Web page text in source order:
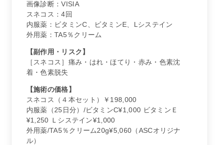
画像診断：VISIA
スネコス：4回
内服薬：ビタミンC、ビタミンE、Lシステイン
外用薬：TA5％クリーム
【副作用・リスク】
［スネコス］痛み・はれ・ほてり・赤み・色素沈
着・色素脱失
【施術の価格】
スネコス（４本セット）￥198,000
内服薬（25日分）/ビタミンC¥1,000 ビタミンＥ
¥1,250 Ｌシステイン¥1,000
外用薬/TA5％クリーム20g¥5,060（ASCオリジナ
ル）